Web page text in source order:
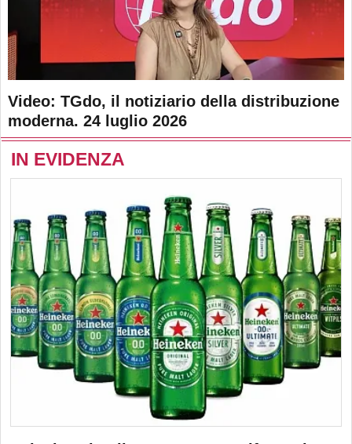
Video: TGdo, il notiziario della distribuzione
moderna. 24 luglio 2026
IN EVIDENZA